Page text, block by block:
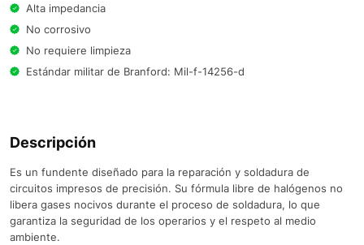
Alta impedancia
No corrosivo
No requiere limpieza
Estándar militar de Branford: Mil-f-14256-d
Descripción
Es un fundente diseñado para la reparación y soldadura de
circuitos impresos de precisión. Su fórmula libre de halógenos no
libera gases nocivos durante el proceso de soldadura, lo que
garantiza la seguridad de los operarios y el respeto al medio
ambiente.